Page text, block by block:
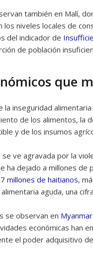
también en Malí,
niveles locales de
del indicador de
de población
que
la inseguridad
de los alimentos, la
y de los insumos
ve agravada por la
ha dejado a millones de
millones de haitianos,
aguda, una
se observan en Myanmar
económicas han
el poder adquisitivo